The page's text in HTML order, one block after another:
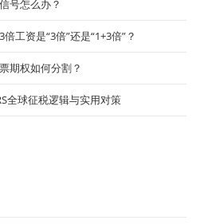
号怎么办？
工资是“3倍”还是“1+3倍”？
期权如何分割？
全球征税逻辑与实用对策